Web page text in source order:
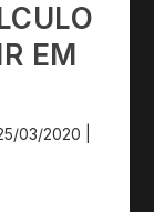
EM
03/2020